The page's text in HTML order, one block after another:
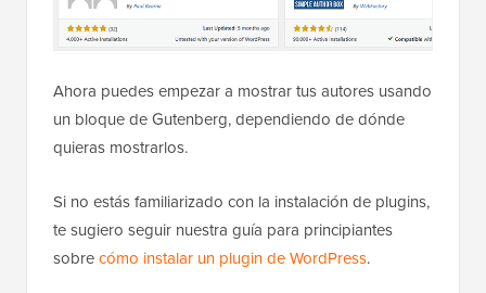
Ahora puedes empezar a mostrar tus autores usando
un bloque de Gutenberg, dependiendo de dónde
quieras mostrarlos.
Si no estás familiarizado con la instalación de plugins,
te sugiero seguir nuestra guía para principiantes
sobrecómo instalar un plugin de WordPress.